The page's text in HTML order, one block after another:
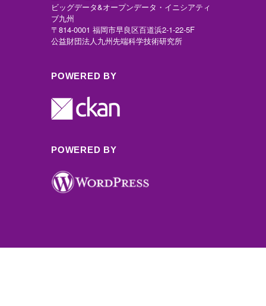
ビッグデータ&オープンデータ・イニシアティ
ブ九州
〒814-0001 福岡市早良区百道浜2-1-22-5F
公益財団法人九州先端科学技術研究所
POWERED BY
POWERED BY